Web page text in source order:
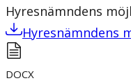
Hyresnämndens
Hyresnämndens
DOCX